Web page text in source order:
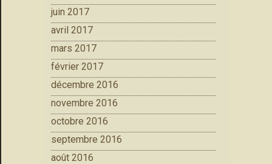
juin 2017
avril 2017
mars 2017
février 2017
décembre 2016
novembre 2016
octobre 2016
septembre 2016
août 2016